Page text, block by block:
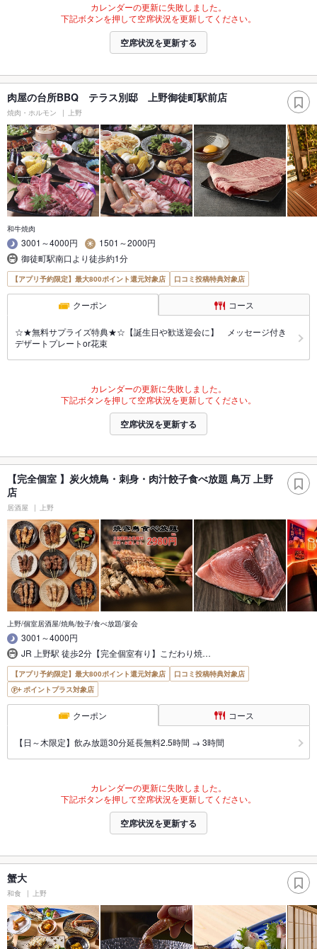
カレンダーの更新に失敗しました。
下記ボタンを押して空席状況を更新してください。
空席状況を更新する
肉屋の台所BBQ テラス別邸 上野御徒町駅前店
焼肉・ホルモン 上野
和牛焼肉
3001～4000円
1501～2000円
御徒町駅南口より徒歩約1分
【アプリ予約限定】最大800ポイント還元対象店 口コミ投稿特典対象店
クーポン コース
☆★無料サプライズ特典★☆【誕生日や歓送迎会に】 メッセージ付き
デザートプレートor花束
カレンダーの更新に失敗しました。
下記ボタンを押して空席状況を更新してください。
空席状況を更新する
【完全個室 】炭火焼鳥・刺身・肉汁餃子食べ放題 鳥万 上野
店
居酒屋 上野
上野/個室居酒屋/焼鳥/餃子/食べ放題/宴会
3001～4000円
JR 上野駅 徒歩2分【完全個室有り】こだわり焼…
【アプリ予約限定】最大800ポイント還元対象店
口コミ投稿特典対象店
ポイントプラス対象店
クーポン コース
【日～木限定】飲み放題30分延長無料2.5時間 → 3時間
カレンダーの更新に失敗しました。
下記ボタンを押して空席状況を更新してください。
空席状況を更新する
蟹大
和食 上野